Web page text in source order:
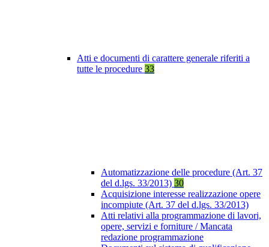
Atti e documenti di carattere generale riferiti a
tutte le procedure 33
Automatizzazione delle procedure (Art. 37
del d.lgs. 33/2013) 30
Acquisizione interesse realizzazione opere
incompiute (Art. 37 del d.lgs. 33/2013)
Atti relativi alla programmazione di lavori,
opere, servizi e forniture / Mancata
redazione programmazione